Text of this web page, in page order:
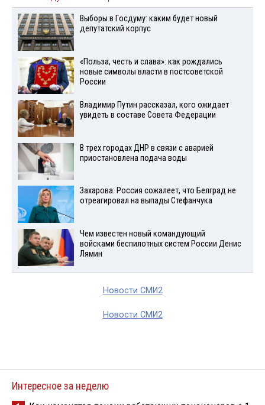
Выборы в Госдуму: каким будет новый
депутатский корпус
«Польза, честь и слава»: как рождались
новые символы власти в постсоветской
России
Владимир Путин рассказал, кого ожидает
увидеть в составе Совета Федерации
В трех городах ДНР в связи с аварией
приостановлена подача воды
Захарова: Россия сожалеет, что Белград не
отреагировал на выпады Стефанчука
Чем известен новый командующий
войсками беспилотных систем России Денис
Лямин
Новости СМИ2
Новости СМИ2
Интересное за неделю